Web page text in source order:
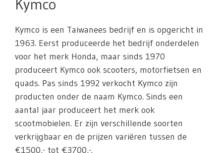
Kymco
Kymco is een Taiwanees bedrijf en is opgericht in
1963. Eerst produceerde het bedrijf onderdelen
voor het merk Honda, maar sinds 1970
produceert Kymco ook scooters, motorfietsen en
quads. Pas sinds 1992 verkocht Kymco zijn
producten onder de naam Kymco. Sinds een
aantal jaar produceert het merk ook
scootmobielen. Er zijn verschillende soorten
verkrijgbaar en de prijzen variëren tussen de
€1500,- tot €3700,-.